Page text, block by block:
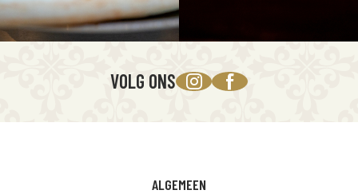
VOLG ONS
ALGEMEEN